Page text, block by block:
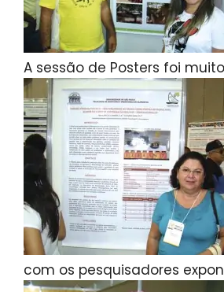
A sessão de Posters foi
com os pesquisadores